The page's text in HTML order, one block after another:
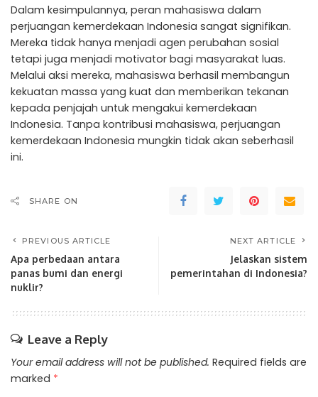
Dalam kesimpulannya, peran mahasiswa dalam
perjuangan kemerdekaan Indonesia sangat signifikan.
Mereka tidak hanya menjadi agen perubahan sosial
tetapi juga menjadi motivator bagi masyarakat luas.
Melalui aksi mereka, mahasiswa berhasil membangun
kekuatan massa yang kuat dan memberikan tekanan
kepada penjajah untuk mengakui kemerdekaan
Indonesia. Tanpa kontribusi mahasiswa, perjuangan
kemerdekaan Indonesia mungkin tidak akan seberhasil
ini.
SHARE ON
PREVIOUS ARTICLE
Apa perbedaan antara
panas bumi dan energi
nuklir?
NEXT ARTICLE
Jelaskan sistem
pemerintahan di Indonesia?
Leave a Reply
Your email address will not be published. Required fields are
marked *